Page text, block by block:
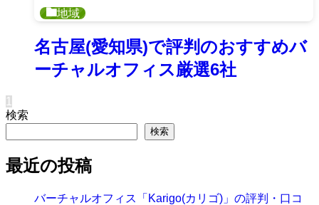
地域
名古屋(愛知県)で評判のおすすめバ
ーチャルオフィス厳選6社
1
検索
検索
最近の投稿
バーチャルオフィス「Karigo(カリゴ)」の評判・口コ